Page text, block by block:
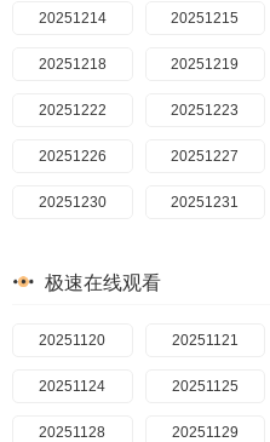
20260112 20260113
20260116 20260118
20260121 20260123
20260126 20260127
20260130 20260131
20260207
20260211 20260212
20260215 20260216
20260219 20260220
20251214 20251215
20251218 20251219
20251222 20251223
20251226 20251227
20251230 20251231
20260107
20260111 20260112
20260115 20260116
20260119 20260120
极速在线观看
20251120 20251121
20251124 20251125
20251128 20251129